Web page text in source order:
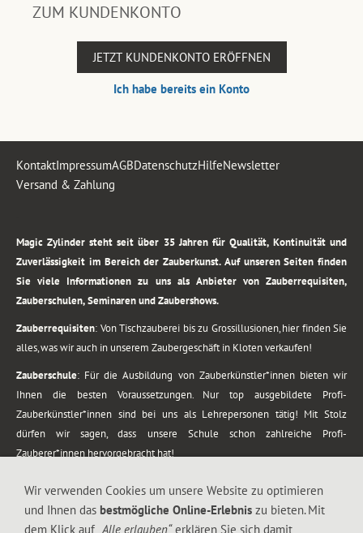
ZUM KUNDENKONTO
JETZT KUNDENKONTO ERÖFFNEN
Ich habe bereits ein Konto
KontaktImpressumAGBDatenschutzHilfeNewsletter
Versand & Zahlung
Magic Zylinder steht seit über 35 Jahren für Qualität, Kontinuität und
Zuverlässigkeit im Bereich der Zauberkunst. Auf unseren Seiten finden
Sie viele Informationen zu uns als Anbieter von Zauberrequisiten,
Zauberschulen, Seminaren und Zaubershows.
Zauberrequisiten: Von Tischzauberei bis zu Grossillusionen, hier finden Sie
alles, was wir auch in unserem Zaubergeschäft in Kloten verkaufen!
Zauberschule: Für die Ausbildung von Zauberkünstler*innen bieten wir
Ihnen die besten Voraussetzungen. Nur top ausgebildete Profi-
Zauberkünstler*innen sind bei uns als Lehrepersonen tätig! Mit Stolz
dürfen wir sagen, dass unsere Schule schon zahlreiche Profi-
Zauberer*innen hervorgebracht hat!
vom Kinderprogramm bis zur Tischzauberei. Lassen Sie sich faszinieren von
meiner Zauber-Sprech-Show, angerührt mit sprachlichen Sequenzen,
Wir verwenden Cookies um unsere Website zu optimieren
und Ihnen das bestmögliche Online-Erlebnis zu bieten. Mit
dem Klick auf „Alle erlauben“erklären Sie sich damit